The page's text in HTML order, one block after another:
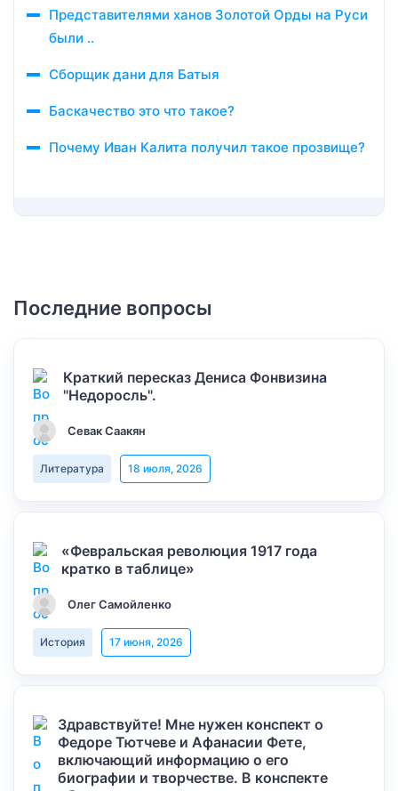
Представителями ханов Золотой Орды на Руси
были ..
Сборщик дани для Батыя
Баскачество это что такое?
Почему Иван Калита получил такое прозвище?
Последние вопросы
Краткий пересказ Дениса Фонвизина
"Недоросль".
Севак Саакян
Литература 18 июля, 2026
«Февральская революция 1917 года
кратко в таблице»
Олег Самойленко
История 17 июня, 2026
Здравствуйте! Мне нужен конспект о
Федоре Тютчеве и Афанасии Фете,
включающий информацию о его
биографии и творчестве. В конспекте